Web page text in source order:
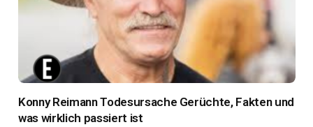
Konny Reimann Todesursache Gerüchte, Fakten und
was wirklich passiert ist